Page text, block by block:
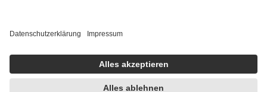
getroffen, um sicherzustellen, dass es sich um echte Bewertungen
https://help.etrusted.com/hc/de/articles/4419944605341
Einige Bilder und Inhalte wurden unter Zuhilfenahme künstlicher